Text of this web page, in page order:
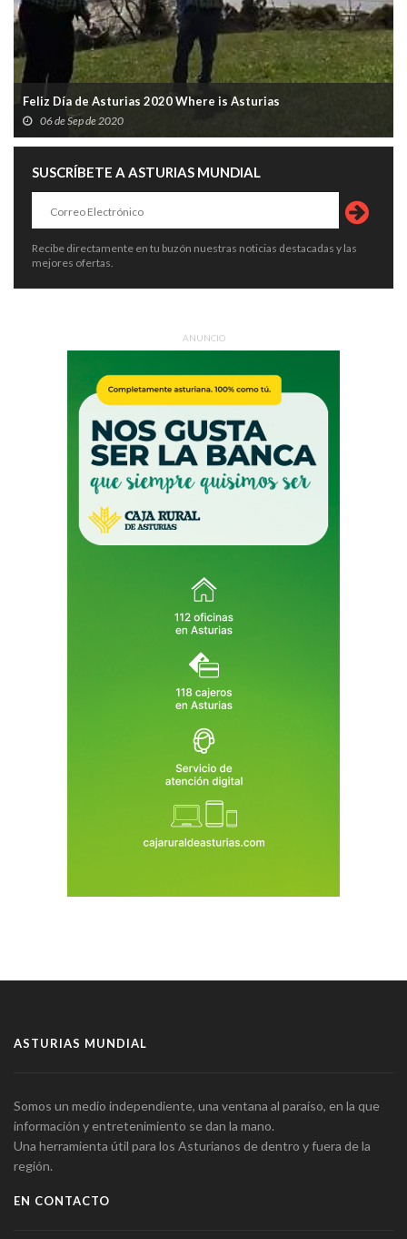
Feliz Día de Asturias 2020 Where is Asturias
06 de Sep de 2020
SUSCRÍBETE A ASTURIAS MUNDIAL
Recibe directamente en tu buzón nuestras noticias destacadas y las
mejores ofertas.
ANUNCIO
ASTURIAS MUNDIAL
Somos un medio independiente, una ventana al paraíso, en la que
información y entretenimiento se dan la mano.
Una herramienta útil para los Asturianos de dentro y fuera de la
región.
EN CONTACTO